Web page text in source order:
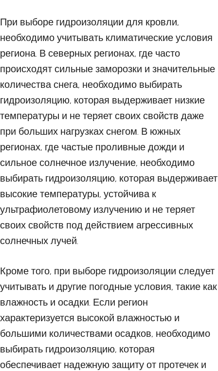
При выборе гидроизоляции для кровли,
необходимо учитывать климатические условия
региона. В северных регионах, где часто
происходят сильные заморозки и значительные
количества снега, необходимо выбирать
гидроизоляцию, которая выдерживает низкие
температуры и не теряет своих свойств даже
при больших нагрузках снегом. В южных
регионах, где частые проливные дожди и
сильное солнечное излучение, необходимо
выбирать гидроизоляцию, которая выдерживает
высокие температуры, устойчива к
ультрафиолетовому излучению и не теряет
своих свойств под действием агрессивных
солнечных лучей.
Кроме того, при выборе гидроизоляции следует
учитывать и другие погодные условия, такие как
влажность и осадки. Если регион
характеризуется высокой влажностью и
большими количествами осадков, необходимо
выбирать гидроизоляцию, которая
обеспечивает надежную защиту от протечек и